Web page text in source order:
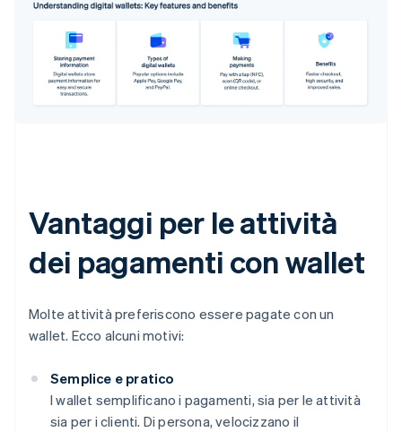
Vantaggi per le attività
dei pagamenti con wallet
Molte attività preferiscono essere pagate con un
wallet. Ecco alcuni motivi:
Semplice e pratico
I wallet semplificano i pagamenti, sia per le attività
sia per i clienti. Di persona, velocizzano il